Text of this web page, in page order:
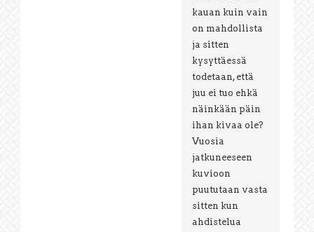
kauan kuin vain
on mahdollista
ja sitten
kysyttäessä
todetaan, että
juu ei tuo ehkä
näinkään päin
ihan kivaa ole?
Vuosia
jatkuneeseen
kuvioon
puututaan vasta
sitten kun
ahdistelua